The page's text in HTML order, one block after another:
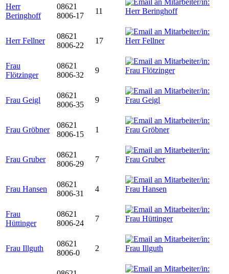
Herr
Beringhoff
08621
8006-17
11
Herr Fellner
08621
8006-22
17
Frau
Flötzinger
08621
8006-32
9
Frau Geigl
08621
8006-35
9
Frau Gröbner
08621
8006-15
1
Frau Gruber
08621
8006-29
7
Frau Hansen
08621
8006-31
4
Frau
Hüttinger
08621
8006-24
7
Frau Illguth
08621
8006-0
2